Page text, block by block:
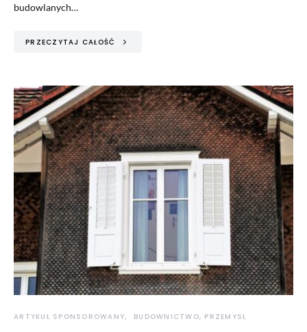
budowlanych…
PRZECZYTAJ CAŁOŚĆ
ARTYKUŁ SPONSOROWANY BUDOWNICTWO, PRZEMYSŁ